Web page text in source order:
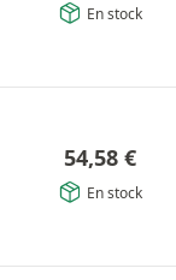
En stock
54,58 €
En stock